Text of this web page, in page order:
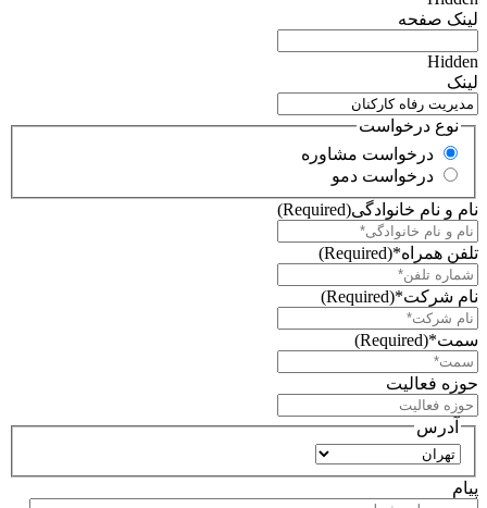
لینک صفحه
Hidden
لینک
نوع درخواست
درخواست مشاوره
درخواست دمو
نام و نام خانوادگی(Required)
تلفن همراه*(Required)
نام شرکت*(Required)
سمت*(Required)
حوزه فعالیت
آدرس
استان
پیام